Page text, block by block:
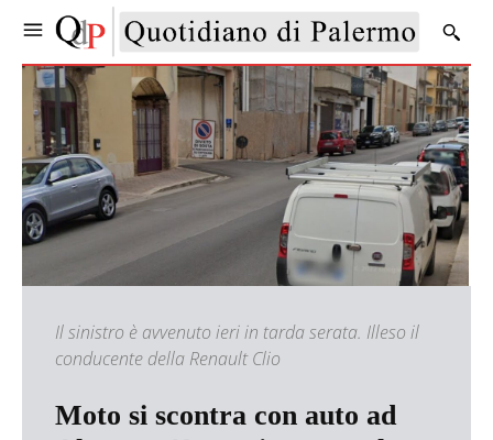
Il sinistro è avvenuto ieri in tarda serata. Illeso il
conducente della Renault Clio
Moto si scontra con auto ad